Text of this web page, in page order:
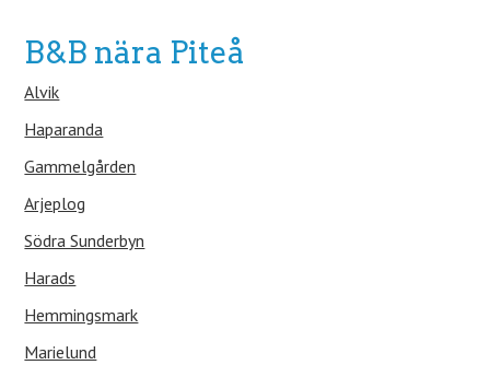
B&B nära Piteå
Alvik
Haparanda
Gammelgården
Arjeplog
Södra Sunderbyn
Harads
Hemmingsmark
Marielund